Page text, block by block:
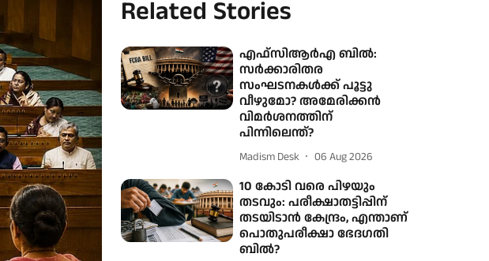
Related Stories
എഫ്‌സിആർഎ ബിൽ:
സർക്കാരിതര
സംഘടനകൾക്ക് പൂട്ടു
വീഴുമോ? അമേരിക്കൻ
വിമർശനത്തിന്
പിന്നിലെന്ത്?
Madism Desk 06 Aug 2026
10 കോടി വരെ പിഴയും
തടവും: പരീക്ഷാതട്ടിപ്പിന്
തടയിടാൻ കേന്ദ്രം, എന്താണ്
പൊതുപരീക്ഷാ ഭേദഗതി
ബിൽ?